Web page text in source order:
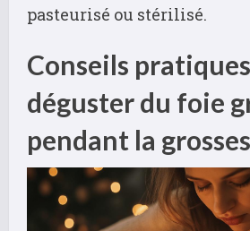
pasteurisé ou stérilisé.
Conseils
déguster du foie
pendant la